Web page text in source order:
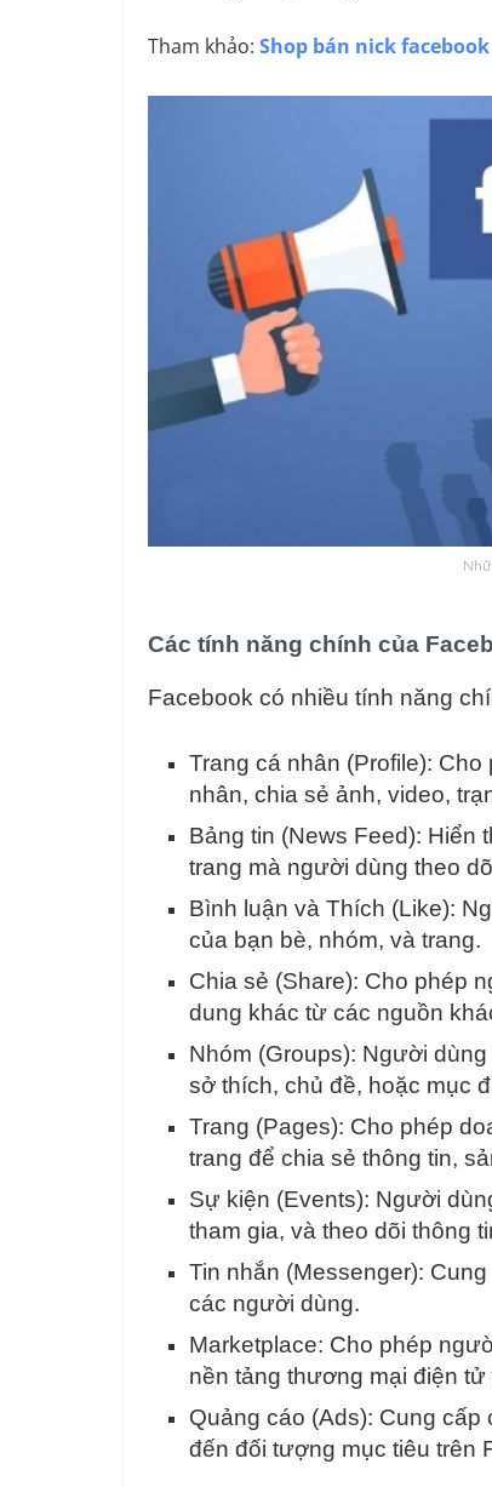
Tham khảo: Shop bán nick facebook
Các tính năng chính của
Facebook có nhiều tính năng
Trang cá nhân (Profile):
nhân, chia sẻ ảnh, video,
Bảng tin (News Feed): Hiển
trang mà người dùng theo
Bình luận và Thích (Like):
của bạn bè, nhóm, và trang.
Chia sẻ (Share): Cho phép
dung khác từ các nguồn
Nhóm (Groups): Người
sở thích, chủ đề, hoặc mục
Trang (Pages): Cho phép
trang để chia sẻ thông tin,
Sự kiện (Events): Người
tham gia, và theo dõi thông
Tin nhắn (Messenger):
các người dùng.
Marketplace: Cho phép
nền tảng thương mại điện tử
Quảng cáo (Ads): Cung
đến đối tượng mục tiêu trên